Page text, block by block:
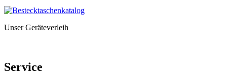
Unser Geräteverleih
Service